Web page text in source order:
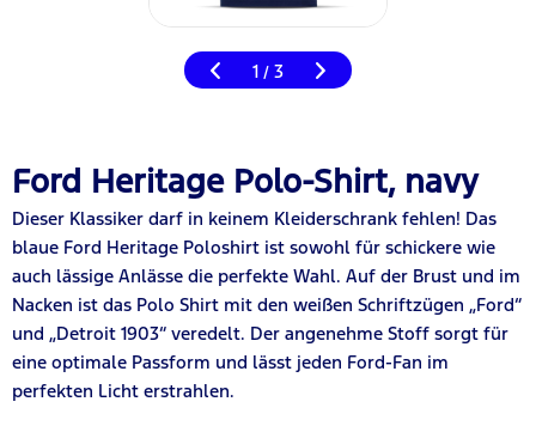
1 / 3
Ford Heritage Polo-Shirt, navy
Dieser Klassiker darf in keinem Kleiderschrank fehlen! Das
blaue Ford Heritage Poloshirt ist sowohl für schickere wie
auch lässige Anlässe die perfekte Wahl. Auf der Brust und im
Nacken ist das Polo Shirt mit den weißen Schriftzügen „Ford“
und „Detroit 1903“ veredelt. Der angenehme Stoff sorgt für
eine optimale Passform und lässt jeden Ford-Fan im
perfekten Licht erstrahlen.